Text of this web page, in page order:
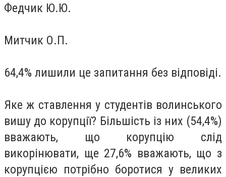
Федчик Ю.Ю.
Митчик О.П.
64,4% лишили це запитання без відповіді.
Яке ж ставлення у студентів волинського
вишу до корупції? Більшість із них (54,4%)
вважають, що корупцію слід
викорінювати, ще 27,6% вважають, що з
корупцією потрібно боротися у великих